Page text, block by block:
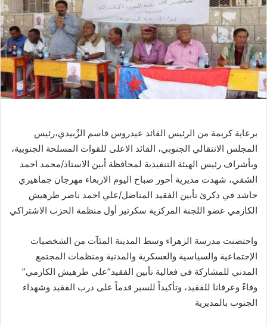
برعاية كريمة من الرئيس القائد عيدروس قاسم الزٌبيدي،رئيس
المجلس الانتقالي الجنوبي، القائد الاعلى للقوات المسلحة الجنوبية،
وبأشراف رئيس الهيئة التنفيذية لمحافظة أبين الاستاذ/محمد احمد
الشقي، شهدت مديرية أحور صباح اليوم الاربعاء مهرجان جماهيري
حاشد في ذكرئ تأبين الفقيد المناضل/علي احمد ناصر طرهيش
الكازمي عضو اللجنة المركزية سكرتير أول منظمة الحزب الاشتراكي
واحتضنت مدرسة الزهراء وسط المدينة المئآت من الشخصيات
الإجتماعية والسياسية والعسكرية والمدنية ومنظمات المجتمع
المدني للمشاركة في فعالية تأبين الفقيد”علي طرهيش الكازمي”
وفاءً وعرفانا للفقيد، وتأكيداً للسير قدماً على درب الفقيد وشهداء
الجنوب بالمديرية